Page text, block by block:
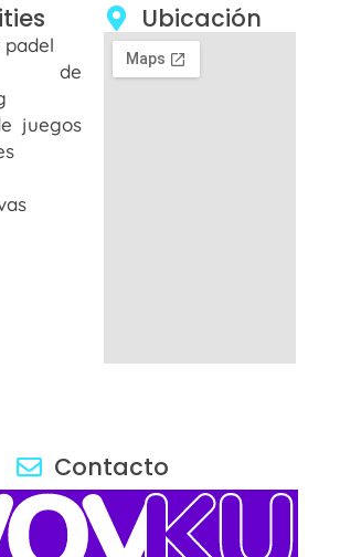
padel
de
juegos
Ubicación
Contacto